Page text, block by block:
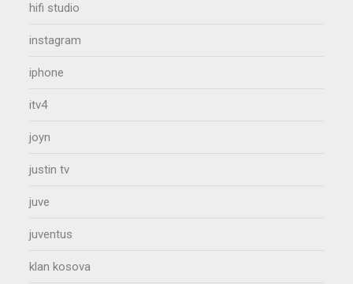
hifi studio
instagram
iphone
itv4
joyn
justin tv
juve
juventus
klan kosova